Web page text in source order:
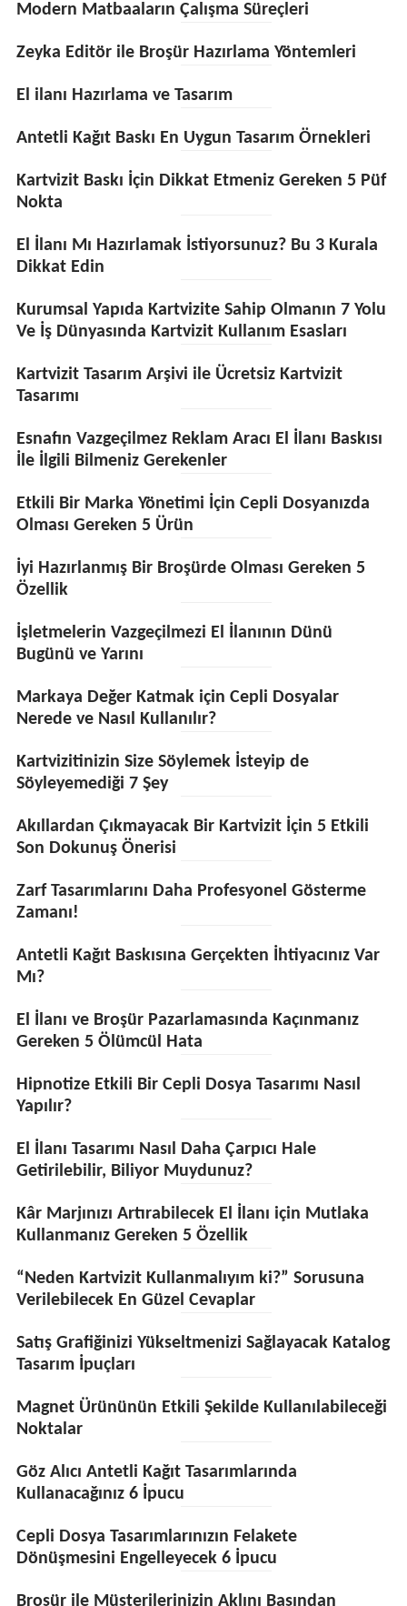
Modern Matbaaların Çalışma Süreçleri
Zeyka Editör ile Broşür Hazırlama Yöntemleri
El ilanı Hazırlama ve Tasarım
Antetli Kağıt Baskı En Uygun Tasarım Örnekleri
Kartvizit Baskı İçin Dikkat Etmeniz Gereken 5 Püf
Nokta
El İlanı Mı Hazırlamak İstiyorsunuz? Bu 3 Kurala
Dikkat Edin
Kurumsal Yapıda Kartvizite Sahip Olmanın 7 Yolu
Ve İş Dünyasında Kartvizit Kullanım Esasları
Kartvizit Tasarım Arşivi ile Ücretsiz Kartvizit
Tasarımı
Esnafın Vazgeçilmez Reklam Aracı El İlanı Baskısı
İle İlgili Bilmeniz Gerekenler
Etkili Bir Marka Yönetimi İçin Cepli Dosyanızda
Olması Gereken 5 Ürün
İyi Hazırlanmış Bir Broşürde Olması Gereken 5
Özellik
İşletmelerin Vazgeçilmezi El İlanının Dünü
Bugünü ve Yarını
Markaya Değer Katmak için Cepli Dosyalar
Nerede ve Nasıl Kullanılır?
Kartvizitinizin Size Söylemek İsteyip de
Söyleyemediği 7 Şey
Akıllardan Çıkmayacak Bir Kartvizit İçin 5 Etkili
Son Dokunuş Önerisi
Zarf Tasarımlarını Daha Profesyonel Gösterme
Zamanı!
Antetli Kağıt Baskısına Gerçekten İhtiyacınız Var
Mı?
El İlanı ve Broşür Pazarlamasında Kaçınmanız
Gereken 5 Ölümcül Hata
Hipnotize Etkili Bir Cepli Dosya Tasarımı Nasıl
Yapılır?
El İlanı Tasarımı Nasıl Daha Çarpıcı Hale
Getirilebilir, Biliyor Muydunuz?
Kâr Marjınızı Artırabilecek El İlanı için Mutlaka
Kullanmanız Gereken 5 Özellik
“Neden Kartvizit Kullanmalıyım ki?” Sorusuna
Verilebilecek En Güzel Cevaplar
Satış Grafiğinizi Yükseltmenizi Sağlayacak Katalog
Tasarım İpuçları
Magnet Ürününün Etkili Şekilde Kullanılabileceği
Noktalar
Göz Alıcı Antetli Kağıt Tasarımlarında
Kullanacağınız 6 İpucu
Cepli Dosya Tasarımlarınızın Felakete
Dönüşmesini Engelleyecek 6 İpucu
Broşür ile Müşterilerinizin Aklını Başından